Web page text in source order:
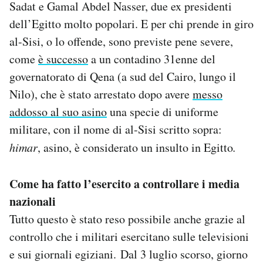
Sadat e Gamal Abdel Nasser, due ex presidenti
dell’Egitto molto popolari. E per chi prende in giro
al-Sisi, o lo offende, sono previste pene severe,
comeè successoa un contadino 31enne del
governatorato di Qena (a sud del Cairo, lungo il
Nilo), che è stato arrestato dopo averemesso
addosso al suo asinouna specie di uniforme
militare, con il nome di al-Sisi scritto sopra:
himar, asino, è considerato un insulto in Egitto.
Come ha fatto l’esercito a controllare i media
nazionali
Tutto questo è stato reso possibile anche grazie al
controllo che i militari esercitano sulle televisioni
e sui giornali egiziani. Dal 3 luglio scorso, giorno